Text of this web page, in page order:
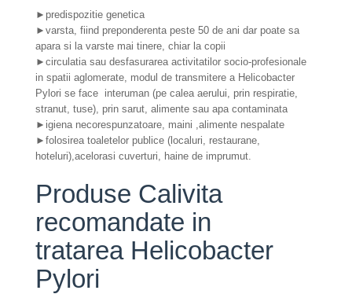
►predispozitie genetica
►varsta, fiind preponderenta peste 50 de ani dar poate sa
apara si la varste mai tinere, chiar la copii
►circulatia sau desfasurarea activitatilor socio-profesionale
in spatii aglomerate, modul de transmitere a Helicobacter
Pylori se face interuman (pe calea aerului, prin respiratie,
stranut, tuse), prin sarut, alimente sau apa contaminata
►igiena necorespunzatoare, maini ,alimente nespalate
►folosirea toaletelor publice (localuri, restaurane,
hoteluri),acelorasi cuverturi, haine de imprumut.
Produse Calivita
recomandate in
tratarea Helicobacter
Pylori